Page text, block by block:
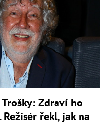
Zdraví ho
řekl, jak na